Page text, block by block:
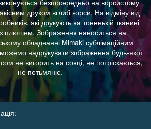
безпосередньо на ворсистому
друком вглиб ворси. На відміну від
які друкують на тоненькій тканині
плюшем. Зображення наноситься на
обладнанні Mimaki сублімаційним
надрукувати зображення будь-якої
не вигорить на сонці, не потріскається,
не потьмяніє.